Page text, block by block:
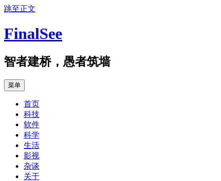
跳至正文
FinalSee
智者建桥，愚者筑墙
菜单
首页
科技
软件
科学
生活
影视
杂谈
关于